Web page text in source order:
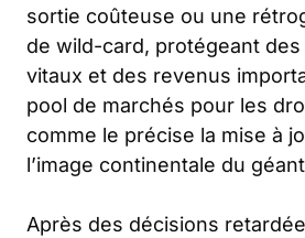
sortie coûteuse ou une
de wild-card, protégeant
vitaux et des revenus
pool de marchés pour les
comme le précise la mise à
l’image continentale du
Après des décisions